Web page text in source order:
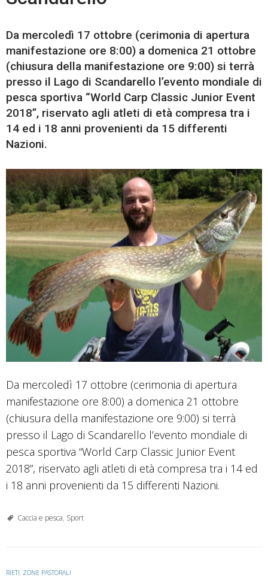
Da mercoledì 17 ottobre (cerimonia di apertura
manifestazione ore 8:00) a domenica 21 ottobre
(chiusura della manifestazione ore 9:00) si terrà
presso il Lago di Scandarello l’evento mondiale di
pesca sportiva “World Carp Classic Junior Event
2018”, riservato agli atleti di età compresa tra i
14 ed i 18 anni provenienti da 15 differenti
Nazioni.
Da mercoledì 17 ottobre (cerimonia di apertura
manifestazione ore 8:00) a domenica 21 ottobre
(chiusura della manifestazione ore 9:00) si terrà
presso il Lago di Scandarello l’evento mondiale di
pesca sportiva “World Carp Classic Junior Event
2018”, riservato agli atleti di età compresa tra i 14 ed
i 18 anni provenienti da 15 differenti Nazioni.
Caccia e pesca, Sport
RIETI, ZONE PASTORALI